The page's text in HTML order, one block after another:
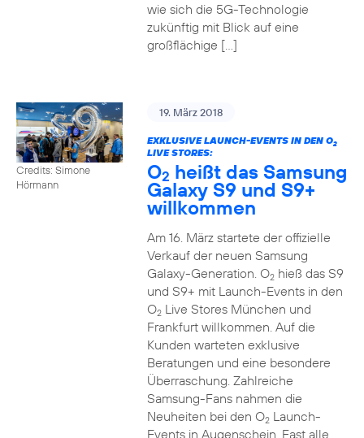
wie sich die 5G-Technologie
zukünftig mit Blick auf eine
großflächige […]
Credits: Simone
Hörmann
19. März 2018
EXKLUSIVE LAUNCH-EVENTS IN DEN O2
LIVE STORES:
O2 heißt das Samsung
Galaxy S9 und S9+
willkommen
Am 16. März startete der offizielle
Verkauf der neuen Samsung
Galaxy-Generation. O2hieß das S9
und S9+ mit Launch-Events in den
O2Live Stores München und
Frankfurt willkommen. Auf die
Kunden warteten exklusive
Beratungen und eine besondere
Überraschung. Zahlreiche
Samsung-Fans nahmen die
Neuheiten bei den O2Launch-
Events in Augenschein. Fast alle